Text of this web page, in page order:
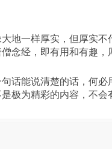
念经，即有用和有趣，
极为精彩的内容，不会